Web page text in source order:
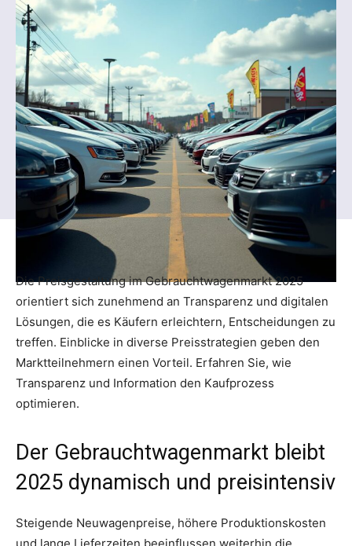
Die Preisgestaltung im Gebrauchtwagenmarkt 2025
orientiert sich zunehmend an Transparenz und digitalen
Lösungen, die es Käufern erleichtern, Entscheidungen zu
treffen. Einblicke in diverse Preisstrategien geben den
Marktteilnehmern einen Vorteil. Erfahren Sie, wie
Transparenz und Information den Kaufprozess
optimieren.
Der Gebrauchtwagenmarkt bleibt
2025 dynamisch und preisintensiv
Steigende Neuwagenpreise, höhere Produktionskosten
und lange Lieferzeiten beeinflussen weiterhin die